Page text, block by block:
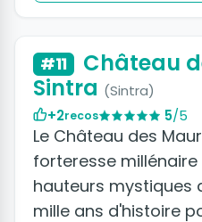
#11
Château
Sintra (Sintra)
+2recos 5/5
Le Château des
forteresse
hauteurs mystiques
mille ans d'histoire